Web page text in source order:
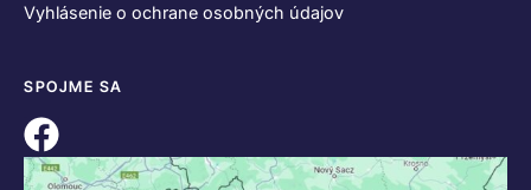
Vyhlásenie o ochrane osobných údajov
SPOJME SA